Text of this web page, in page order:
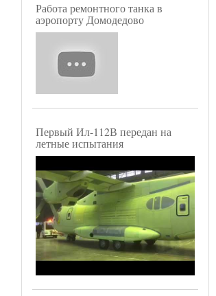
Работа ремонтного танка в
аэропорту Домодедово
Первый Ил-112В передан на
летные испытания